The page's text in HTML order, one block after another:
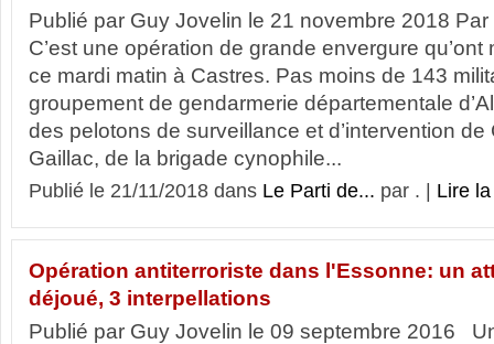
Publié par Guy Jovelin le 21 novembre 2018
C’est une opération de grande envergure
ce mardi matin à Castres. Pas moins de 143
groupement de gendarmerie départementale
des pelotons de surveillance et d’intervention de
Gaillac, de la brigade cynophile...
Publié le 21/11/2018 dans Le Parti de... par . | Lire
Opération antiterroriste dans l'Essonne: un
déjoué, 3 interpellations
Publié par Guy Jovelin le 09 septembre 2016